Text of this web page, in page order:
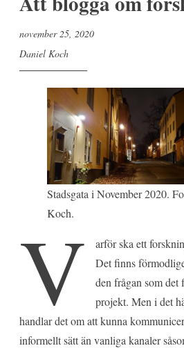
november 25, 2020
Daniel Koch
Stadsgata i November 2020.
Koch.
V
arför ska ett
Det finns
den frågan som det
projekt. Men i det
handlar det om att kunna
informellt sätt än vanliga kanaler